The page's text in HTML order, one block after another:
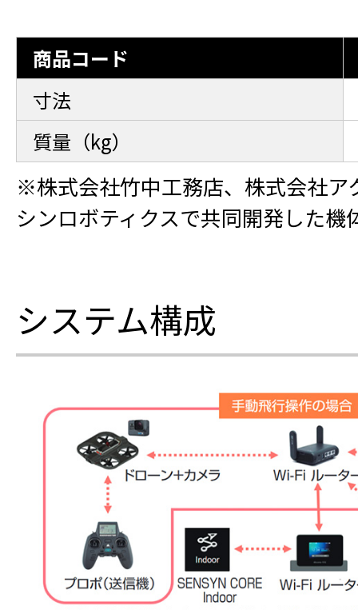
商品コード
寸法
質量（kg）
※株式会社竹中工務店、株式会社ア
シンロボティクスで共同開発した機
システム構成